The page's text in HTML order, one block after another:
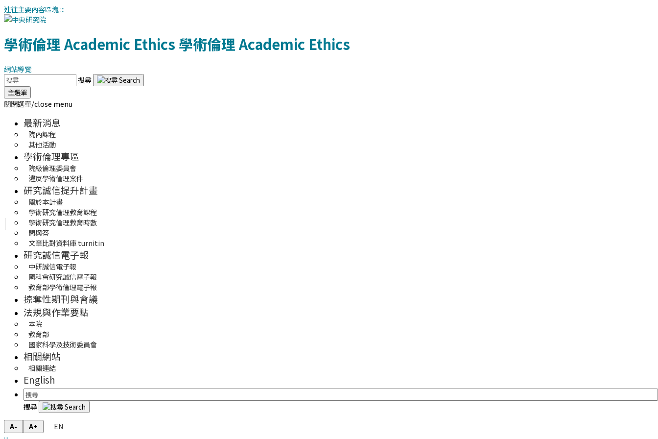
連往主要內容區塊:::
學術倫理Academic Ethics 學術倫理Academic Ethics
網站導覽
搜尋
主選單
關閉選單/close menu
最新消息
院內課程
其他活動
學術倫理專區
院級倫理委員會
違反學術倫理案件
研究誠信提升計畫
關於本計畫
學術研究倫理教育課程
學術研究倫理教育時數
問與答
文章比對資料庫 turnitin
研究誠信電子報
中研誠信電子報
國科會研究誠信電子報
教育部學術倫理電子報
掠奪性期刊與會議
法規與作業要點
本院
教育部
國家科學及技術委員會
相關網站
相關連結
English
搜尋
A- A+
EN